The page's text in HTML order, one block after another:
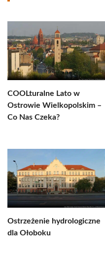
COOLturalne Lato w
Ostrowie Wielkopolskim –
Co Nas Czeka?
Ostrzeżenie hydrologiczne
dla Ołoboku